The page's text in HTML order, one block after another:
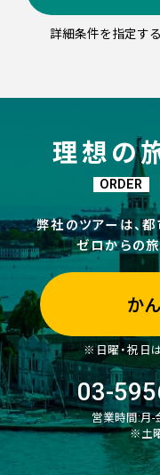
詳細条件を指定する
理想の
ORDER
弊社のツアーは、
ゼロからの
か
※日曜・祝日
03-
営業時間:月-
※土